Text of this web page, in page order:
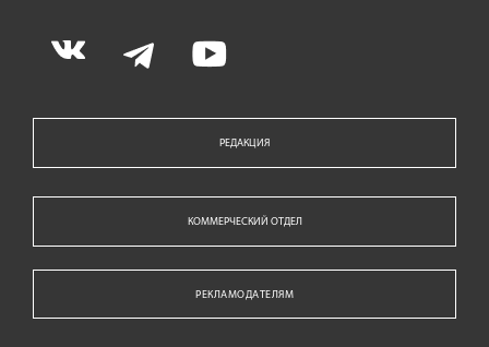
РЕДАКЦИЯ
КОММЕРЧЕСКИЙ ОТДЕЛ
РЕКЛАМОДАТЕЛЯМ